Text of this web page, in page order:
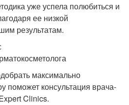
уже успела полюбиться и
ее низкой
результатам.
максимально
поможет консультация врача-
Clinics.